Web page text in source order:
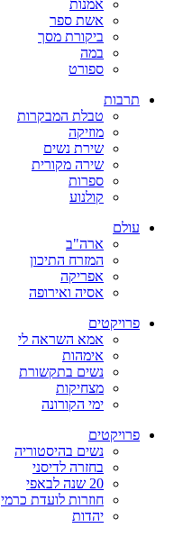
אמנות
אשת ספר
ביקורת מסך
במה
ספורט
תרבות
טבלת המבקרות
מוזיקה
שירת נשים
שירה מקורית
ספרות
קולנוע
עולם
ארה"ב
המזרח התיכון
אפריקה
אסיה ואירופה
פרויקטים
אמא השראה לי
אימהות
נשים בתקשורת
מצחיקות
ימי הקורונה
פרויקטים
נשים בהיסטוריה
בחזרה לדיסני
20 שנה לבאפי
חוזרות לועדת כרמי
יהדות